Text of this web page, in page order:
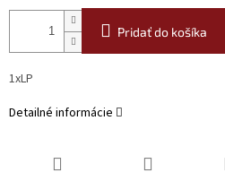
Pridať do košíka
1xLP
Detailné informácie